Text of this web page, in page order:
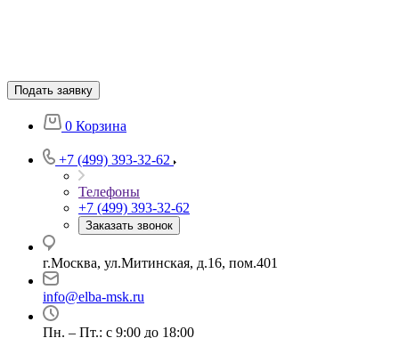
Подать заявку
0 Корзина
+7 (499) 393-32-62
Телефоны
+7 (499) 393-32-62
Заказать звонок
г.Москва, ул.Митинская, д.16, пом.401
info@elba-msk.ru
Пн. – Пт.: с 9:00 до 18:00